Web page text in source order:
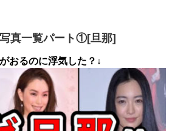
真一覧パート①[旦那]
おるのに浮気した？↓